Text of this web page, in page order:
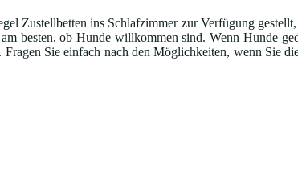
Zustellbetten ins Schlafzimmer zur Verfügung
besten, ob Hunde willkommen sind. Wenn Hunde
Sie einfach nach den Möglichkeiten, wenn Sie